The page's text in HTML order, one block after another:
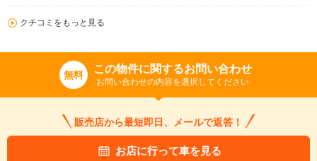
クチコミをもっと見る
無料 この物件に関するお問い合わせ
お問い合わせの内容を選択してください
販売店から最短即日、メールで返答！
お店に行って車を見る